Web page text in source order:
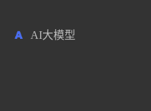
原辅料包材
AI大模型